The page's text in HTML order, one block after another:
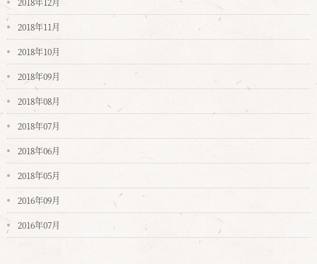
2018年11月
2018年10月
2018年09月
2018年08月
2018年07月
2018年06月
2018年05月
2016年09月
2016年07月